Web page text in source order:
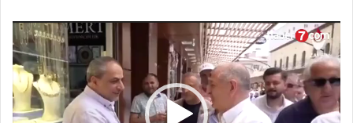
مشغل
الفيديو